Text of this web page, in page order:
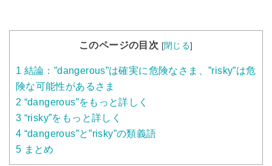
このページの目次 [閉じる]
1 結論：”dangerous”は確実に危険なさま、”risky”は危
険な可能性があるさま
2 “dangerous”をもっと詳しく
3 “risky”をもっと詳しく
4 “dangerous”と”risky”の類義語
5 まとめ